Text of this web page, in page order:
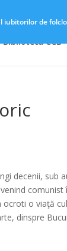
iubitorilor de
Biblioteca CCB
decenii, sub
o viaţă
dinspre